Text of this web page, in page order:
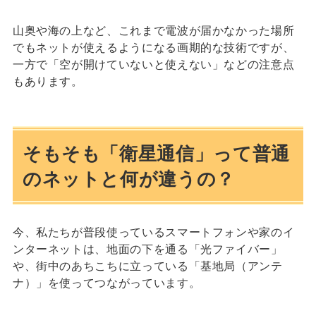
山奥や海の上など、これまで電波が届かなかった場所
でもネットが使えるようになる画期的な技術ですが、
一方で「空が開けていないと使えない」などの注意点
もあります。
そもそも「衛星通信」って普通
のネットと何が違うの？
今、私たちが普段使っているスマートフォンや家のイ
ンターネットは、地面の下を通る「光ファイバー」
や、街中のあちこちに立っている「基地局（アンテ
ナ）」を使ってつながっています。